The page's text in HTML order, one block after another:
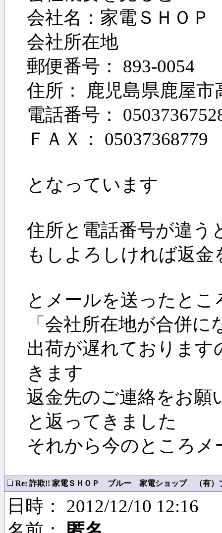
会社名：家電ＳＨＯ
会社所在地
郵便番号： 893-0054
住所： 鹿児島県鹿屋
電話番号：
ＦＡＸ： 05037368779
となっています
住所と電話番号が違う
もしよろしければ返
とメールを送ったとこ
「会社所在地が合併
出荷が遅れておりま
きます
返金先のご連絡をお願
と返ってきました
それから今のところ
Re: 詐欺!! 家電ＳＨＯＰ ブルー 家電ショップ （有）
日時： 2012/12/10 12:16